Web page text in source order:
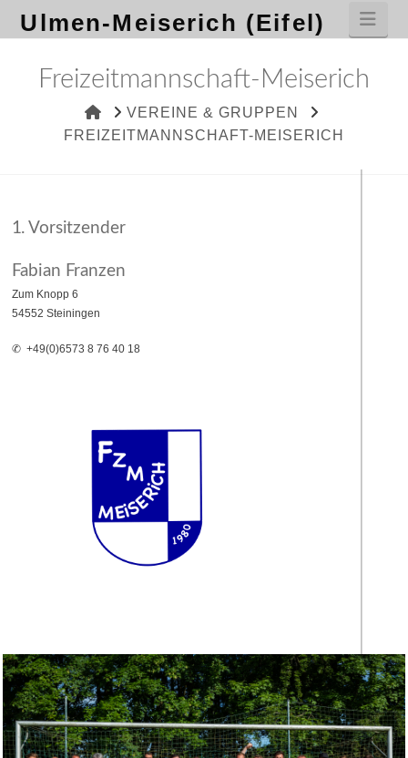
Ulmen-Meiserich (Eifel)
Freizeitmannschaft-Meiserich
HOMEVEREINE & GRUPPEN
FREIZEITMANNSCHAFT-MEISERICH
1. Vorsitzender
Fabian Franzen
Zum Knopp 6
54552 Steiningen
✆ +49(0)6573 8 76 40 18